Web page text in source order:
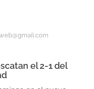
el 2-1 del